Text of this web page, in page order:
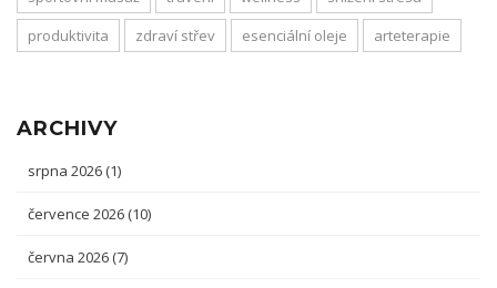
produktivita
zdraví střev esenciální oleje arteterapie
ARCHIVY
srpna 2026 (1)
července 2026 (10)
června 2026 (7)